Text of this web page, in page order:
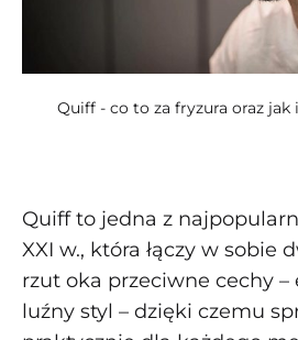
Quiff - co to za fryzura oraz jak
Quiff to jedna z
XXI w., która łączy w sobie
rzut oka przeciwne cechy –
luźny styl – dzięki czemu